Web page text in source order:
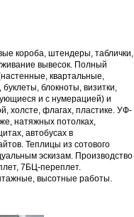
короба, штендеры, таблички,
вывесок. Полный
квартальные,
блокноты, визитки,
и с нумерацией) и
холсте, флагах, пластике. УФ-
натяжных потолках,
автобусах в
Теплицы из сотового
эскизам. Производство
7БЦ-переплет.
высотные работы.